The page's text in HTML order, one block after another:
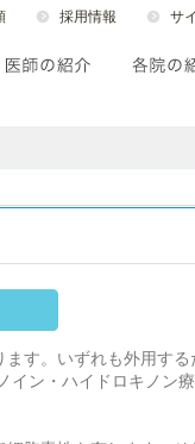
採用情報 サ
す。いずれも外用す
イン・ハイドロキノン